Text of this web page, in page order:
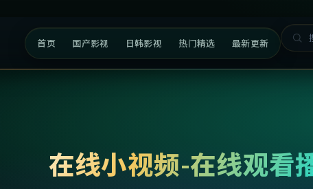
首页 国产影视 日韩影视 热门精选 最新更新
在线小视频-在线观看